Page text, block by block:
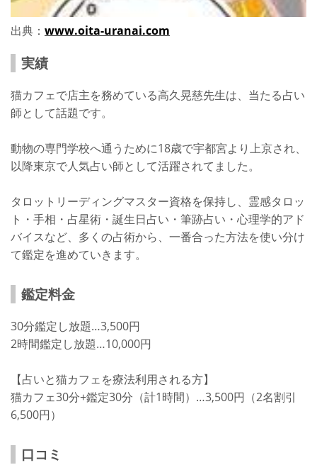
出典： www.oita-uranai.com
実績
猫カフェで店主を務めている高久晃慈先生は、当たる占い
師として話題です。
動物の専門学校へ通うために18歳で宇都宮より上京され、
以降東京で人気占い師として活躍されてました。
タロットリーディングマスター資格を保持し、霊感タロッ
ト・手相・占星術・誕生日占い・筆跡占い・心理学的アド
バイスなど、多くの占術から、一番合った方法を使い分け
て鑑定を進めていきます。
鑑定料金
30分鑑定し放題…3,500円
2時間鑑定し放題…10,000円
【占いと猫カフェを療法利用される方】
猫カフェ30分+鑑定30分（計1時間）…3,500円（2名割引
6,500円）
口コミ